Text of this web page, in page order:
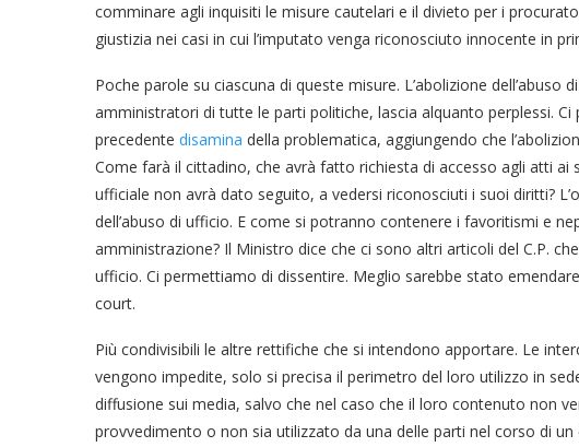
comminare agli inquisiti le misure cautelari e il divieto per i
giustizia nei casi in cui l’imputato venga riconosciuto innocente in
Poche parole su ciascuna di queste misure. L’abolizione
amministratori di tutte le parti politiche, lascia alquanto perplessi.
precedente disamina della problematica, aggiungendo che
Come farà il cittadino, che avrà fatto richiesta di accesso agli atti ai
ufficiale non avrà dato seguito, a vedersi riconosciuti i suoi diritti?
dell’abuso di ufficio. E come si potranno contenere i favoritismi e
amministrazione? Il Ministro dice che ci sono altri articoli del C.P.
ufficio. Ci permettiamo di dissentire. Meglio sarebbe stato
court.
Più condivisibili le altre rettifiche che si intendono apportare. Le
vengono impedite, solo si precisa il perimetro del loro utilizzo in
diffusione sui media, salvo che nel caso che il loro contenuto non
provvedimento o non sia utilizzato da una delle parti nel corso di